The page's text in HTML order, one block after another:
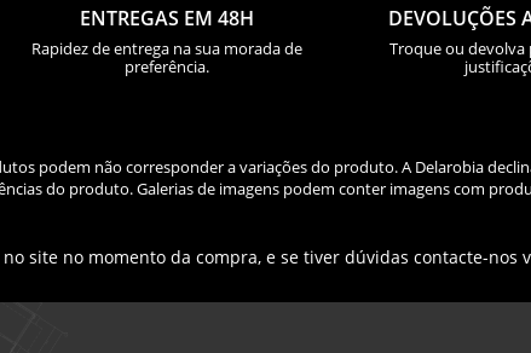
ENTREGAS EM 48H
Rapidez de entrega na sua morada de
preferência.
DEVOLUÇÕES
Troque ou
podem não corresponder a variações do produto. A Delarobia
do produto. Galerias de imagens podem conter imagens com
site no momento da compra, e se tiver dúvidas contacte-nos